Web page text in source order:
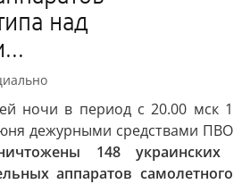
над
ночи в период с 20.00 мск 1
дежурными средствами ПВО
148 украинских
аппаратов самолетного